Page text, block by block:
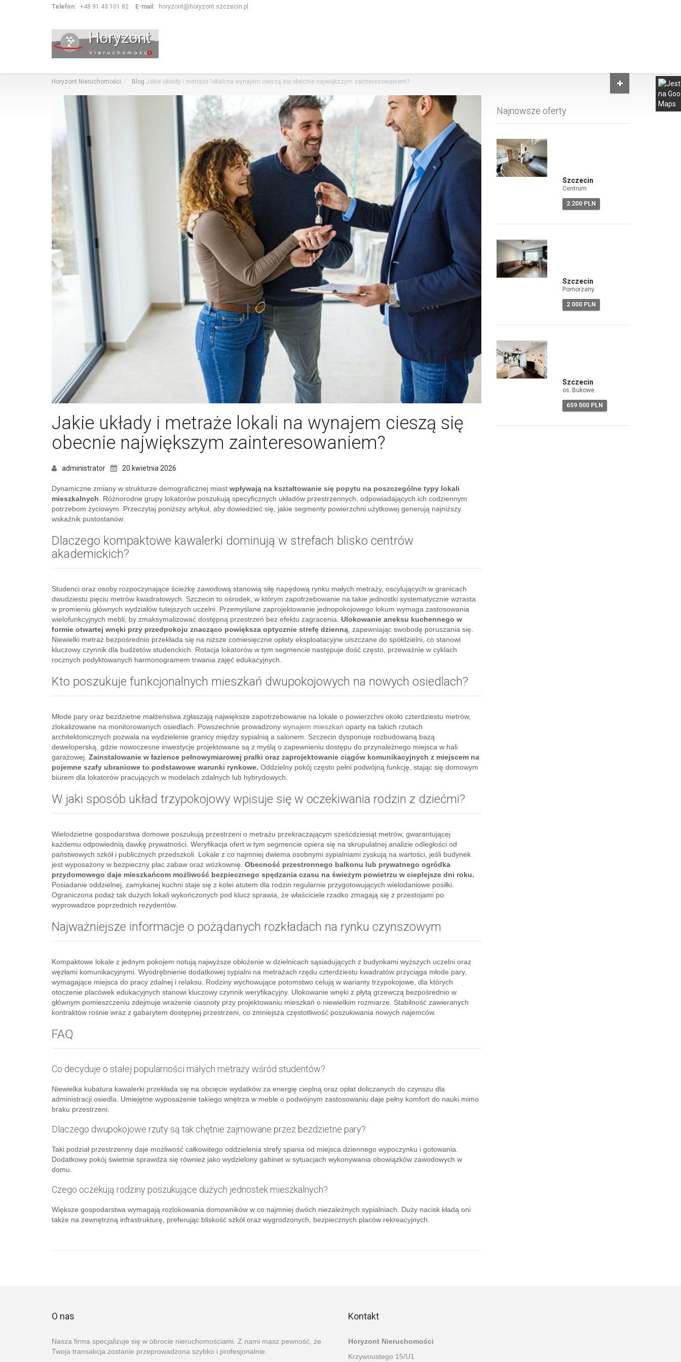
Telefon: +48 91 43 101 82 E-mail: horyzont@horyzont.szczecin.pl
Horyzont Nieruchomości Blog Jakie układy i metraże lokali na wynajem cieszą się obecnie największym zainteresowaniem?
Jakie układy i metraże lokali na wynajem cieszą się
obecnie największym zainteresowaniem?
administrator 20 kwietnia 2026
Dynamiczne zmiany w strukturze demograficznej miast wpływają na kształtowanie się popytu na poszczególne typy lokali
mieszkalnych. Różnorodne grupy lokatorów poszukują specyficznych układów przestrzennych, odpowiadających ich codziennym
potrzebom życiowym. Przeczytaj poniższy artykuł, aby dowiedzieć się, jakie segmenty powierzchni użytkowej generują najniższy
wskaźnik pustostanów.
Dlaczego kompaktowe kawalerki dominują w strefach blisko centrów
akademickich?
Studenci oraz osoby rozpoczynające ścieżkę zawodową stanowią siłę napędową rynku małych metraży, oscylujących w granicach
dwudziestu pięciu metrów kwadratowych. Szczecin to ośrodek, w którym zapotrzebowanie na takie jednostki systematycznie wzrasta
w promieniu głównych wydziałów tutejszych uczelni. Przemyślane zaprojektowanie jednopokojowego lokum wymaga zastosowania
wielofunkcyjnych mebli, by zmaksymalizować dostępną przestrzeń bez efektu zagracenia. Ulokowanie aneksu kuchennego w
formie otwartej wnęki przy przedpokoju znacząco powiększa optycznie strefę dzienną, zapewniając swobodę poruszania się.
Niewielki metraż bezpośrednio przekłada się na niższe comiesięczne opłaty eksploatacyjne uiszczane do spółdzielni, co stanowi
kluczowy czynnik dla budżetów studenckich. Rotacja lokatorów w tym segmencie następuje dość często, przeważnie w cyklach
rocznych podyktowanych harmonogramem trwania zajęć edukacyjnych.
Kto poszukuje funkcjonalnych mieszkań dwupokojowych na nowych osiedlach?
Młode pary oraz bezdzietne małżeństwa zgłaszają największe zapotrzebowanie na lokale o powierzchni około czterdziestu metrów,
zlokalizowane na monitorowanych osiedlach. Powszechnie prowadzony wynajem mieszkań oparty na takich rzutach
architektonicznych pozwala na wydzielenie granicy między sypialnią a salonem. Szczecin dysponuje rozbudowaną bazą
deweloperską, gdzie nowoczesne inwestycje projektowane są z myślą o zapewnieniu dostępu do przynależnego miejsca w hali
garażowej. Zainstalowanie w łazience pełnowymiarowej pralki oraz zaprojektowanie ciągów komunikacyjnych z miejscem na
pojemne szafy ubraniowe to podstawowe warunki rynkowe. Oddzielny pokój często pełni podwójną funkcję, stając się domowym
biurem dla lokatorów pracujących w modelach zdalnych lub hybrydowych.
W jaki sposób układ trzypokojowy wpisuje się w oczekiwania rodzin z dziećmi?
Wielodzietne gospodarstwa domowe poszukują przestrzeni o metrażu przekraczającym sześćdziesiąt metrów, gwarantującej
każdemu odpowiednią dawkę prywatności. Weryfikacja ofert w tym segmencie opiera się na skrupulatnej analizie odległości od
państwowych szkół i publicznych przedszkoli. Lokale z co najmniej dwiema osobnymi sypialniami zyskują na wartości, jeśli budynek
jest wyposażony w bezpieczny plac zabaw oraz wózkownię. Obecność przestronnego balkonu lub prywatnego ogródka
przydomowego daje mieszkańcom możliwość bezpiecznego spędzania czasu na świeżym powietrzu w cieplejsze dni roku.
Posiadanie oddzielnej, zamykanej kuchni staje się z kolei atutem dla rodzin regularnie przygotowujących wielodaniowe posiłki.
Ograniczona podaż tak dużych lokali wykończonych pod klucz sprawia, że właściciele rzadko zmagają się z przestojami po
wyprowadzce poprzednich rezydentów.
Najważniejsze informacje o pożądanych rozkładach na rynku czynszowym
Kompaktowe lokale z jednym pokojem notują najwyższe obłożenie w dzielnicach sąsiadujących z budynkami wyższych uczelni oraz
węzłami komunikacyjnymi. Wyodrębnienie dodatkowej sypialni na metrażach rzędu czterdziestu kwadratów przyciąga młode pary,
wymagające miejsca do pracy zdalnej i relaksu. Rodziny wychowujące potomstwo celują w warianty trzypokojowe, dla których
otoczenie placówek edukacyjnych stanowi kluczowy czynnik weryfikacyjny. Ulokowanie wnęki z płytą grzewczą bezpośrednio w
głównym pomieszczeniu zdejmuje wrażenie ciasnoty przy projektowaniu mieszkań o niewielkim rozmiarze. Stabilność zawieranych
kontraktów rośnie wraz z gabarytem dostępnej przestrzeni, co zmniejsza częstotliwość poszukiwania nowych najemców.
FAQ
Co decyduje o stałej popularności małych metraży wśród studentów?
Niewielka kubatura kawalerki przekłada się na obcięcie wydatków za energię cieplną oraz opłat doliczanych do czynszu dla
administracji osiedla. Umiejętne wyposażenie takiego wnętrza w meble o podwójnym zastosowaniu daje pełny komfort do nauki mimo
braku przestrzeni.
Dlaczego dwupokojowe rzuty są tak chętnie zajmowane przez bezdzietne pary?
Taki podział przestrzenny daje możliwość całkowitego oddzielenia strefy spania od miejsca dziennego wypoczynku i gotowania.
Dodatkowy pokój świetnie sprawdza się również jako wydzielony gabinet w sytuacjach wykonywania obowiązków zawodowych w
domu.
Czego oczekują rodziny poszukujące dużych jednostek mieszkalnych?
Większe gospodarstwa wymagają rozlokowania domowników w co najmniej dwóch niezależnych sypialniach. Duży nacisk kładą oni
także na zewnętrzną infrastrukturę, preferując bliskość szkół oraz wygrodzonych, bezpiecznych placów rekreacyjnych.
Najnowsze oferty
Szczecin
Centrum
2 200 PLN
Szczecin
Pomorzany
2 000 PLN
Szczecin
os. Bukowe
659 000 PLN
O nas
Nasza firma specjalizuje się w obrocie nieruchomościami. Z nami masz pewność, że
Twoja transakcja zostanie przeprowadzona szybko i profesjonalnie.
Kontakt
Horyzont Nieruchomości
Krzywoustego 15/U1